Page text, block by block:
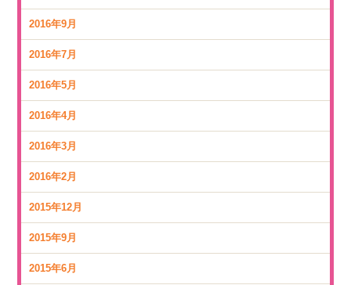
2016年9月
2016年7月
2016年5月
2016年4月
2016年3月
2016年2月
2015年12月
2015年9月
2015年6月